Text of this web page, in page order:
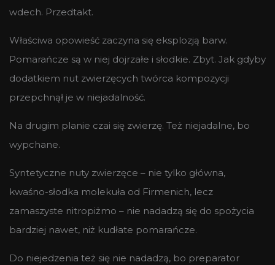
wdech. Przedtakt.
Właściwa opowieść zaczyna się eksplozją barw.
Pomarańcze są w niej dojrzałe i słodkie. Zbyt. Jak gdyby
dodatkiem nut zwierzęcych twórca kompozycji
przepchnął je w niejadalność.
Na drugim planie czai się zwierzę. Też niejadalne, bo
wypchane.
Syntetyczne nuty zwierzęce – nie tylko główna,
kwaśno-słodka molekuła od Firmenich, lecz
zamaszyste nitropiżmo – nie nadadzą się do spożycia
bardziej nawet, niż kudłate pomarańcze.
Do niejedzenia też się nie nadadzą, bo preparator